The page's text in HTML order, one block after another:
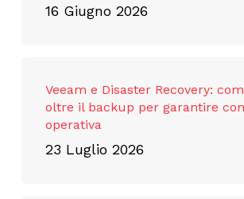
16 Giugno 2026
Veeam e Disaster Recovery:
oltre il backup per garantire
operativa
23 Luglio 2026